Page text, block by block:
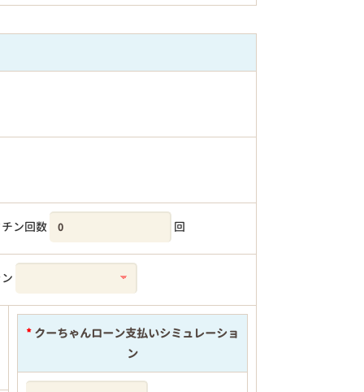
ン回数 回
* クーちゃんローン支払いシミュレーショ
ン